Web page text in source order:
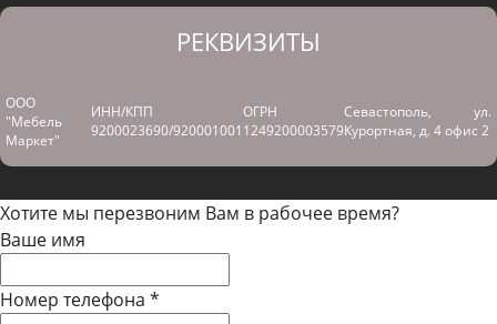
РЕКВИЗИТЫ
ООО
"Мебель
Маркет"
ИНН/КПП
9200023690/920001001
ОГРН
1249200003579
Севастополь, ул.
Курортная, д. 4 офис 2
Хотите мы перезвоним Вам в рабочее время?
Ваше имя
Номер телефона *